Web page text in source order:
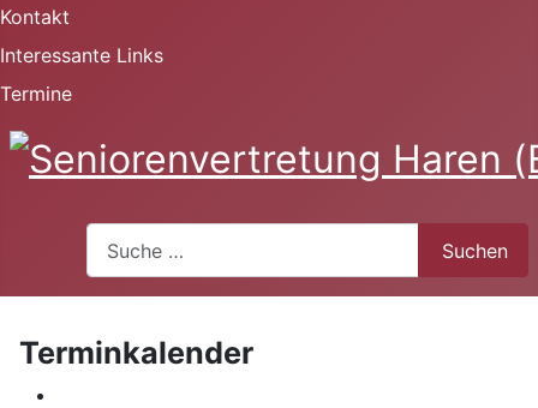
Kontakt
Interessante Links
Termine
Suchen
Terminkalender